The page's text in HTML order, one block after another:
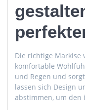
Die richtige Markise
komfortable
und Regen und
lassen sich Design
abstimmen, um